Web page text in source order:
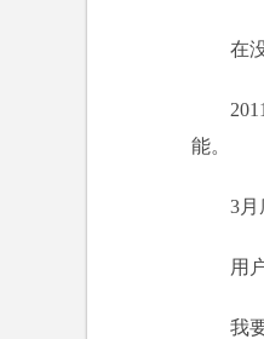
在
能。
3月
用
我